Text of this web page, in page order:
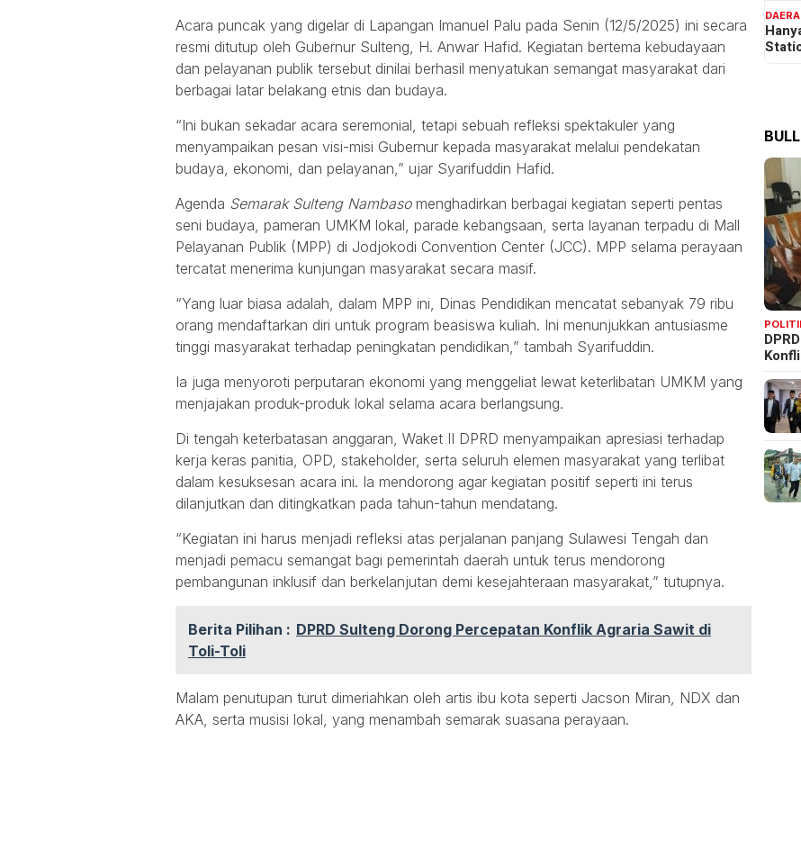
Acara puncak yang digelar di Lapangan Imanuel Palu pada Senin (12/5/2025) ini secara
resmi ditutup oleh Gubernur Sulteng, H. Anwar Hafid. Kegiatan bertema kebudayaan
dan pelayanan publik tersebut dinilai berhasil menyatukan semangat masyarakat dari
berbagai latar belakang etnis dan budaya.
“Ini bukan sekadar acara seremonial, tetapi sebuah refleksi spektakuler yang
menyampaikan pesan visi-misi Gubernur kepada masyarakat melalui pendekatan
budaya, ekonomi, dan pelayanan,” ujar Syarifuddin Hafid.
Agenda Semarak Sulteng Nambasomenghadirkan berbagai kegiatan seperti pentas
seni budaya, pameran UMKM lokal, parade kebangsaan, serta layanan terpadu di Mall
Pelayanan Publik (MPP) di Jodjokodi Convention Center (JCC). MPP selama perayaan
tercatat menerima kunjungan masyarakat secara masif.
“Yang luar biasa adalah, dalam MPP ini, Dinas Pendidikan mencatat sebanyak 79 ribu
orang mendaftarkan diri untuk program beasiswa kuliah. Ini menunjukkan antusiasme
tinggi masyarakat terhadap peningkatan pendidikan,” tambah Syarifuddin.
Ia juga menyoroti perputaran ekonomi yang menggeliat lewat keterlibatan UMKM yang
menjajakan produk-produk lokal selama acara berlangsung.
Di tengah keterbatasan anggaran, Waket II DPRD menyampaikan apresiasi terhadap
kerja keras panitia, OPD, stakeholder, serta seluruh elemen masyarakat yang terlibat
dalam kesuksesan acara ini. Ia mendorong agar kegiatan positif seperti ini terus
dilanjutkan dan ditingkatkan pada tahun-tahun mendatang.
“Kegiatan ini harus menjadi refleksi atas perjalanan panjang Sulawesi Tengah dan
menjadi pemacu semangat bagi pemerintah daerah untuk terus mendorong
pembangunan inklusif dan berkelanjutan demi kesejahteraan masyarakat,” tutupnya.
Berita Pilihan : DPRD Sulteng Dorong Percepatan Konflik Agraria Sawit di
Toli-Toli
Malam penutupan turut dimeriahkan oleh artis ibu kota seperti Jacson Miran, NDX dan
AKA, serta musisi lokal, yang menambah semarak suasana perayaan.